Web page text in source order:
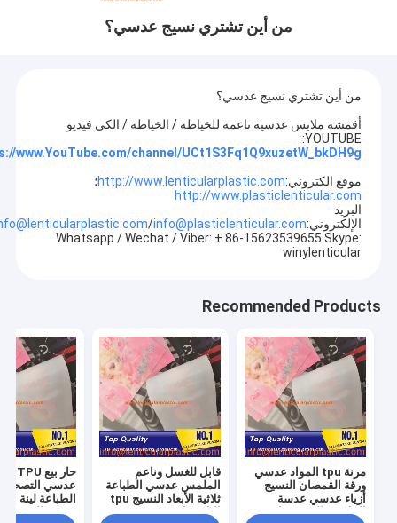
من أين تشتري نسيج عدسي؟
من أين تشتري نسيج عدسي؟
أقمشة ملابس عدسية ناعمة للخياطة / الخياطة / الكي فيديو
YOUTUBE:
www.YouTube.com/channel/UCt1S3Fq1Q9xuzetW_bkDH9g
موقع الكتروني:http://www.lenticularplastic.com؛
http://www.plasticlenticular.com
البريد
الإلكتروني:
/info@plasticlenticular.com
Whatsapp / Wechat / Viber: + 86-15623539655 Skype:
winylenticular
Recommended Products
مرنة tpu المواد عدسي
ورقة القمصان النسيج
أزياء عدسي عدسة
الملابس المنسوجات
قابل للغسل وناعم
الملمس عدسي الطباعة
ثلاثية الأبعاد النسيج tpu
البلاستيك عدسي تي
الطباعة لينة